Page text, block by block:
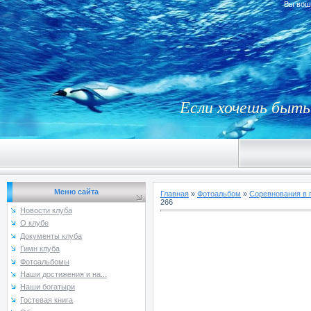
Вы
Если хочешь быть
Меню сайта
Новости клуба
О клубе
Документы клуба
Гимн клуба
Фотоальбомы
Наши достижения и на...
Наши богатыри
Гостевая книга
Главная » Фотоальбом » Соревнования в
266